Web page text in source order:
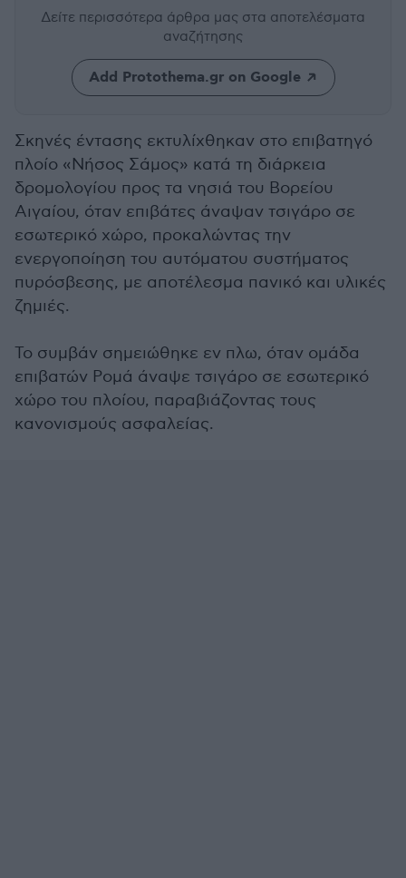
Δείτε περισσότερα άρθρα μας στα αποτελέσματα
αναζήτησης
Add Protothema.gr on Google
Σκηνές έντασης εκτυλίχθηκαν στο επιβατηγό
πλοίο «Νήσος Σάμος» κατά τη διάρκεια
δρομολογίου προς τα νησιά του Βορείου
Αιγαίου, όταν επιβάτες άναψαν τσιγάρο σε
εσωτερικό χώρο, προκαλώντας την
ενεργοποίηση του αυτόματου συστήματος
πυρόσβεσης, με αποτέλεσμα πανικό και υλικές
ζημιές.
Το συμβάν σημειώθηκε εν πλω, όταν ομάδα
επιβατών Ρομά άναψε τσιγάρο σε εσωτερικό
χώρο του πλοίου, παραβιάζοντας τους
κανονισμούς ασφαλείας.